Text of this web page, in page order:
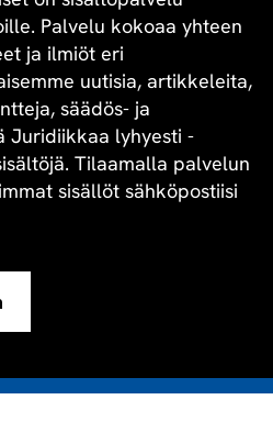
Palvelu kokoaa yhteen
ja ilmiöt eri
uutisia, artikkeleita,
säädös- ja
Juridiikkaa lyhyesti -
Tilaamalla palvelun
sisällöt sähköpostiisi